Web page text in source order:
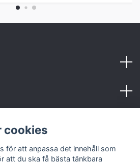
cookies
för att anpassa det innehåll som
att du ska få bästa tänkbara